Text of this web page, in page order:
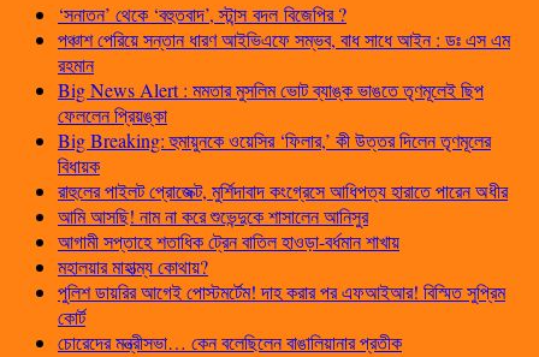
‘সনাতন’ থেকে ‘বহুতবাদ’, স্টান্স বদল বিজেপির ?
পঞ্চাশ পেরিয়ে সন্তান ধারণ আইভিএফে সম্ভব, বাধ সাধে আইন : ডঃ এস এম
রহমান
Big News Alert : মমতার মুসলিম ভোট ব্যাঙ্ক ভাঙতে তৃণমূলেই ছিপ
ফেললেন প্রিয়ঙ্কা
Big Breaking: হুমায়ুনকে ওয়েসির ‘ফিলার,’ কী উত্তর দিলেন তৃণমূলের
বিধায়ক
রাহুলের পাইলট প্রোজেক্ট, মুর্শিদাবাদ কংগ্রেসে আধিপত্য হারাতে পারেন অধীর
আমি আসছি! নাম না করে শুভেন্দুকে শাসালেন আনিসুর
আগামী সপ্তাহে শতাধিক ট্রেন বাতিল হাওড়া-বর্ধমান শাখায়
মহালয়ার মাহাত্ম্য কোথায়?
পুলিশ ডায়রির আগেই পোস্টমর্টেম! দাহ করার পর এফআইআর! বিস্মিত সুপ্রিম
কোর্ট
চোরেদের মন্ত্রীসভা… কেন বলেছিলেন বাঙালিয়ানার প্রতীক